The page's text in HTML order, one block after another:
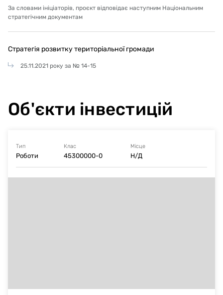
За словами ініціаторів, проєкт відповідає наступним Національним
стратегічним документам
Стратегія розвитку територіальної громади
25.11.2021 року за № 14-15
Об'єкти інвестицій
Тип
Роботи
Клас
45300000-0
Місце
Н/Д